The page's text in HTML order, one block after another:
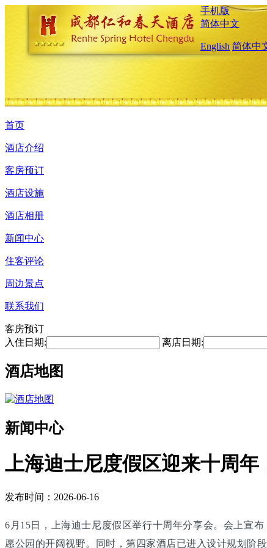
手机版
简体中文
English 简体中
首页
酒店介绍
客房预订
酒店设施
酒店相册
新闻中心
住客评论
周边景点
联系我们
客房预订
入住日期:
离店日期:
酒店地图
新闻中心
上海迪士尼度假区迎来十周
发布时间：2026-06-16
6月15日，上海迪士尼度假区举行十周年分享会。会上宣
愿公园的开阔视野。同时，第四家酒店已进入设计规划阶